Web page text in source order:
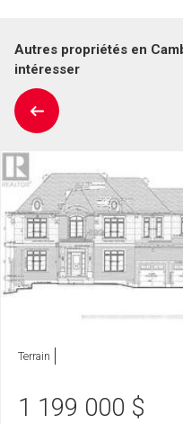
Autres propriétés en
intéresser
Terrain
1 199 000 $